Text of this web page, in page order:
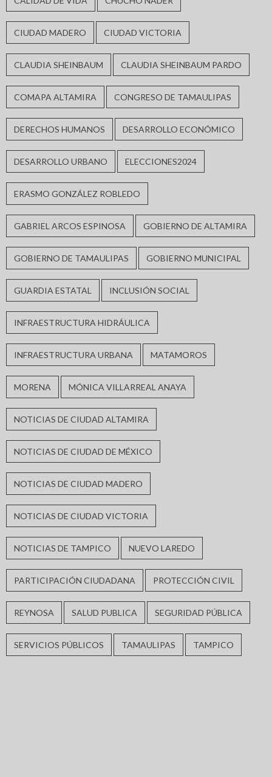
CIUDAD MADERO CIUDAD VICTORIA
CLAUDIA SHEINBAUM CLAUDIA SHEINBAUM PARDO
COMAPA ALTAMIRA CONGRESO DE TAMAULIPAS
DERECHOS HUMANOS DESARROLLO ECONÓMICO
DESARROLLO URBANO ELECCIONES2024
ERASMO GONZÁLEZ ROBLEDO
GABRIEL ARCOS ESPINOSA GOBIERNO DE ALTAMIRA
GOBIERNO DE TAMAULIPAS GOBIERNO MUNICIPAL
GUARDIA ESTATAL INCLUSIÓN SOCIAL
INFRAESTRUCTURA HIDRÁULICA
INFRAESTRUCTURA URBANA MATAMOROS
MORENA MÓNICA VILLARREAL ANAYA
NOTICIAS DE CIUDAD ALTAMIRA
NOTICIAS DE CIUDAD DE MÉXICO
NOTICIAS DE CIUDAD MADERO
NOTICIAS DE CIUDAD VICTORIA
NOTICIAS DE TAMPICO NUEVO LAREDO
PARTICIPACIÓN CIUDADANA PROTECCIÓN CIVIL
REYNOSA SALUD PUBLICA SEGURIDAD PÚBLICA
SERVICIOS PÚBLICOS TAMAULIPAS TAMPICO